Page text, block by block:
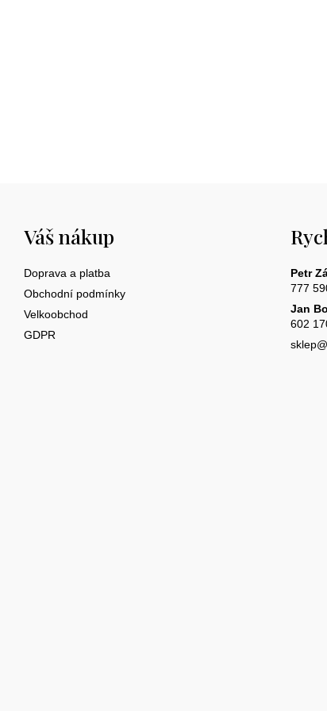
Váš nákup
Doprava a platba
Obchodní podmínky
Velkoobchod
GDPR
Petr
777
Jan
602